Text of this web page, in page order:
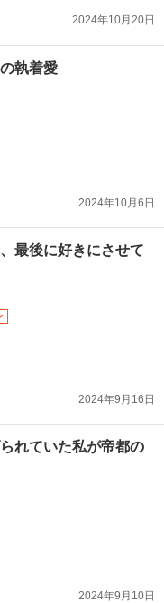
2024年10月20日
執着愛
2024年10月6日
最後に好きにさせて
2024年9月16日
れていた私が帝都の
2024年9月10日